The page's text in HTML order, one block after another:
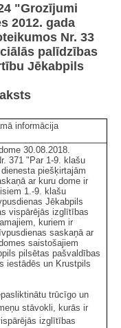
"Grozījumi
2012. gada
Nr. 33
palīdzības
Jēkabpils
informācija
30.08.2018.
371 "Par 1-9. klašu
piešķirtajām
ar kuru dome ir
1.-9. klašu
Jēkabpils
vispārējās izglītības
kuriem ir
saskaņā ar
saistošajiem
pilsētas pašvaldības
iestādēs un Krustpils
trūcīgo un
stāvokli, kurās ir
izglītības